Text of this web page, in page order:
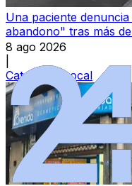
Una paciente
abandono" tras más
8 ago 2026
Categoría: Local